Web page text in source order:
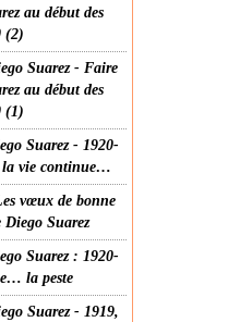
au début des
(2)
Suarez - Faire
au début des
(1)
Suarez - 1920-
la vie continue…
vœux de bonne
Diego Suarez
Suarez : 1920-
la peste
Suarez - 1919,